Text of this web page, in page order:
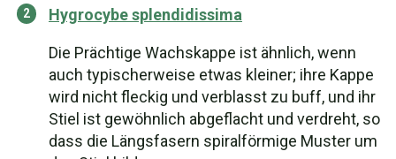
Hygrocybe splendidissima
Die Prächtige Wachskappe ist ähnlich, wenn
auch typischerweise etwas kleiner; ihre Kappe
wird nicht fleckig und verblasst zu buff, und ihr
Stiel ist gewöhnlich abgeflacht und verdreht, so
dass die Längsfasern spiralförmige Muster um